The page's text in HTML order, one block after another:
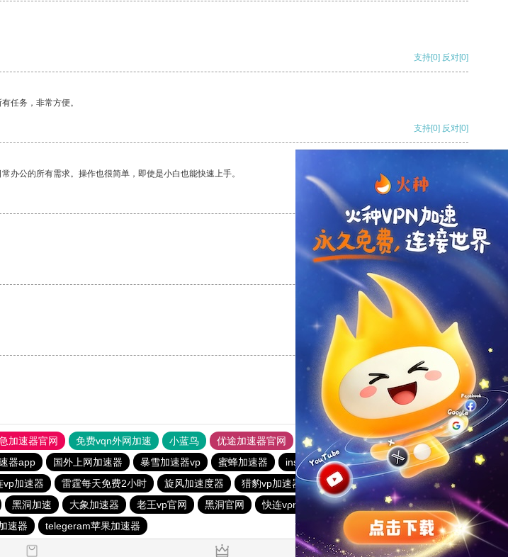
支持[0] 反对[0]
任务，非常方便。
支持[0] 反对[0]
办公的所有需求。操作也很简单，即使是小白也能快速上手。
反对
反对[0]
加速器官网 免费vqn外网加速 小蓝鸟 优途加速器官网 风驰加速器 旋风加速器
八戒看书
器app 国外上网加速器 暴雪加速器vp 蜜蜂加速器 instagram免费加速器
旋风加速度器
vp加速器 雷霆每天免费2小时 旋风加速度器 猎豹vp加速器官网 雷霆加器速
ios加速器
黑洞加速 大象加速器 老王vp官网 黑洞官网 快连vρn加速器 免费vqn外网
免费vqn加速
速器 telegeram苹果加速器